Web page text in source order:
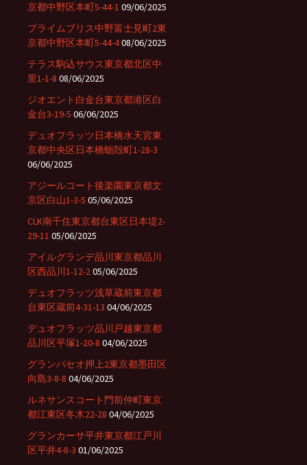
京都中野区本町5-44-1 09/06/2025
プライムブリス中野富士見町2東
京都中野区本町5-44-408/06/2025
テラス駒込サウス東京都北区中
里1-1-8 08/06/2025
ジオエント白金台東京都港区白
金台3-19-5 06/06/2025
デュオフラッツ日本橋水天宮東
京都中央区日本橋蛎殻町1-28-3
06/06/2025
アジールコート後楽園東京都文
京区白山1-3-5 05/06/2025
CLK南千住東京都台東区日本堤2-
29-11 05/06/2025
アイルグランデ品川東京都品川
区西品川1-12-205/06/2025
デュオフラッツ浅草蔵前東京都
台東区蔵前4-31-13 04/06/2025
デュオフラッツ品川戸越東京都
品川区平塚1-20-8 04/06/2025
グランパセオ押上2東京都墨田区
向島3-8-8 04/06/2025
ルネサンスコート門前仲町東京
都江東区冬木22-28 04/06/2025
グランカーサ平井東京都江戸川
区平井4-8-3 01/06/2025